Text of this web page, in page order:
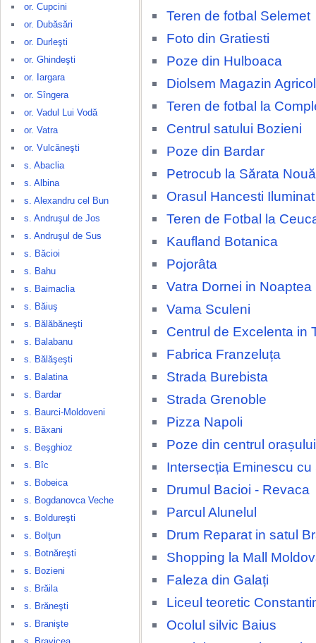
or. Cupcini
or. Dubăsări
or. Durleşti
or. Ghindeşti
or. Iargara
or. Sîngera
or. Vadul Lui Vodă
or. Vatra
or. Vulcăneşti
s. Abaclia
s. Albina
s. Alexandru cel Bun
s. Andruşul de Jos
s. Andruşul de Sus
s. Băcioi
s. Bahu
s. Baimaclia
s. Băiuş
s. Bălăbăneşti
s. Balabanu
s. Bălăşeşti
s. Balatina
s. Bardar
s. Baurci-Moldoveni
s. Băxani
s. Beşghioz
s. Bîc
s. Bobeica
s. Bogdanovca Veche
s. Boldureşti
s. Bolţun
s. Botnăreşti
s. Bozieni
s. Brăila
s. Brăneşti
s. Branişte
Teren de fotbal Selemet
Foto din Gratiesti
Poze din Hulboaca
Diolsem Magazin Agricol
Teren de fotbal la
Centrul satului Bozieni
Poze din Bardar
Petrocub la Sărata Nouă
Orasul Hancesti
Teren de Fotbal la
Kaufland Botanica
Pojorâta
Vatra Dornei in Noaptea
Vama Sculeni
Centrul de Excelenta in
Fabrica Franzeluța
Strada Burebista
Strada Grenoble
Pizza Napoli
Poze din centrul
Intersecția Eminescu cu
Drumul Bacioi - Revaca
Parcul Alunelul
Drum Reparat in satul
Shopping la Mall
Faleza din Galați
Liceul teoretic
Ocolul silvic Baius